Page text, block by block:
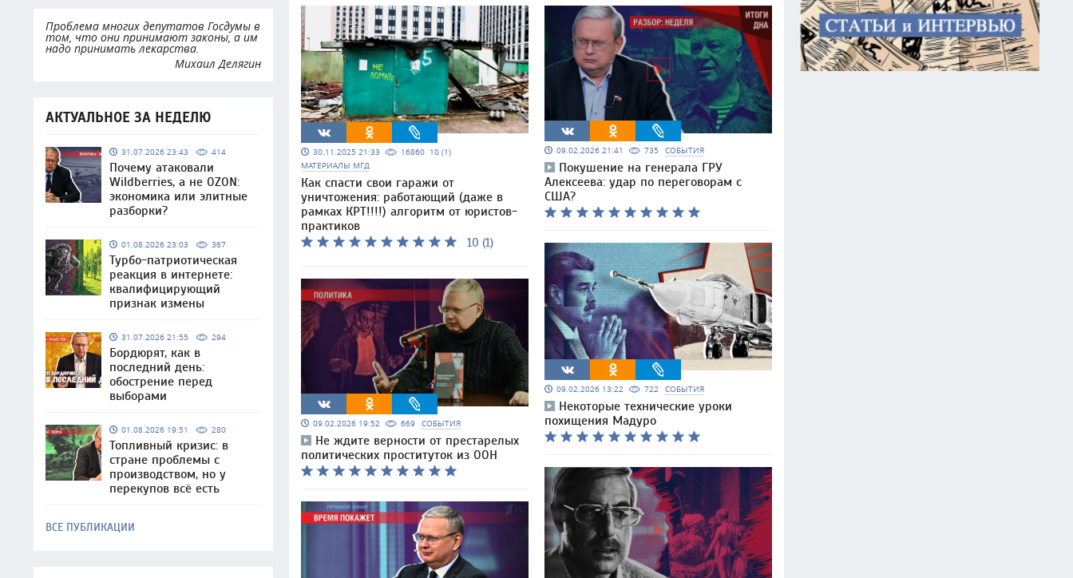
Проблема многих депутатов Госдумы в
том, что они принимают законы, а им
надо принимать лекарства.
Михаил Делягин
АКТУАЛЬНОЕ ЗА НЕДЕЛЮ
31.07.2026 23:43 414
Почему атаковали
Wildberries, а не OZON:
экономика или элитные
разборки?
01.08.2026 23:03 367
Турбо-патриотическая
реакция в интернете:
квалифицирующий
признак измены
31.07.2026 21:55 294
Бордюрят, как в
последний день:
обострение перед
выборами
01.08.2026 19:51 280
Топливный кризис: в
стране проблемы с
производством, но у
перекупов всё есть
ВСЕ ПУБЛИКАЦИИ
30.11.2025 21:33 16860 10 (1)
МАТЕРИАЛЫ МГД
Как спасти свои гаражи от
уничтожения: работающий (даже в
рамках КРТ!!!!) алгоритм от юристов-
практиков
10 (1)
09.02.2026 19:52 669 СОБЫТИЯ
Не ждите верности от престарелых
политических проституток из ООН
09.02.2026 21:41 735 СОБЫТИЯ
Покушение на генерала ГРУ
Алексеева: удар по переговорам с
США?
09.02.2026 13:22 722 СОБЫТИЯ
Некоторые технические уроки
похищения Мадуро